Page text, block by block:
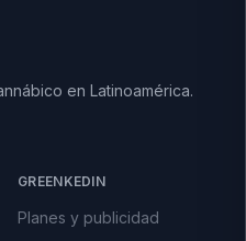
en Latinoamérica.
GREENKEDIN
Planes y publicidad